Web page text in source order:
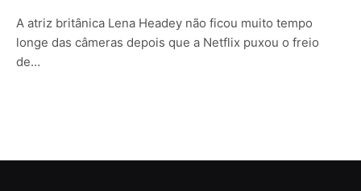
A atriz britânica Lena Headey não ficou muito tempo
longe das câmeras depois que a Netflix puxou o freio
de…